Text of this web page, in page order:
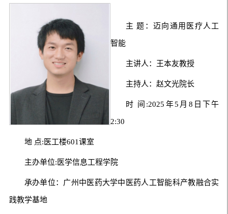
主 题：迈向通用医疗人工
智能
主讲人：王本友教授
主持人：赵文光院长
时 间:2025年5月8日下午
2:30
地 点:医工楼601课室
主办单位:医学信息工程学院
承办单位：广州中医药大学中医药人工智能科产教融合实
践教学基地